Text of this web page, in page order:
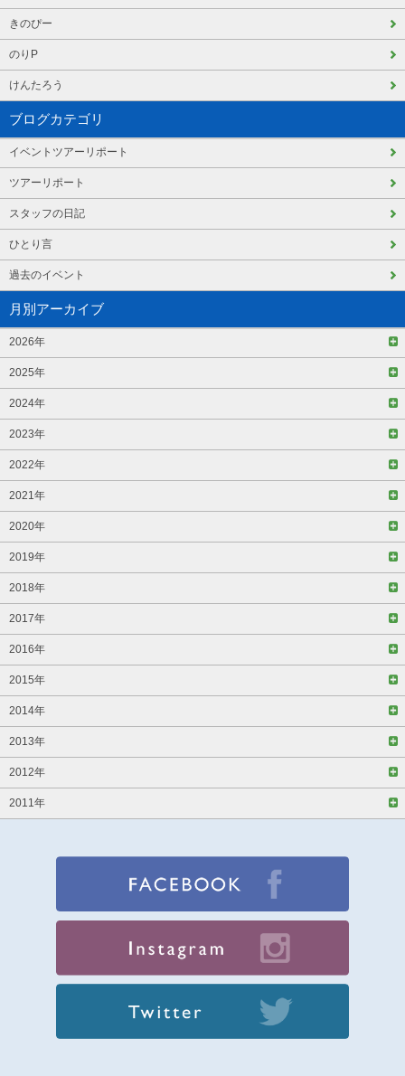
きのぴー
のりP
けんたろう
ブログカテゴリ
イベントツアーリポート
ツアーリポート
スタッフの日記
ひとり言
過去のイベント
月別アーカイブ
2026年
2025年
2024年
2023年
2022年
2021年
2020年
2019年
2018年
2017年
2016年
2015年
2014年
2013年
2012年
2011年